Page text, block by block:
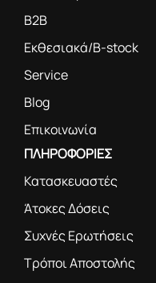
B2B
Εκθεσιακά/B-stock
Service
Blog
Επικοινωνία
ΠΛΗΡΟΦΟΡΙΕΣ
Κατασκευαστές
Άτοκες Δόσεις
Συχνές Ερωτήσεις
Τρόποι Αποστολής